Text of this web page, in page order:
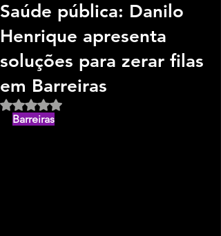
Saúde pública: Danilo
Henrique apresenta
soluções para zerar filas
em Barreiras
Avaliado com NaN de 5 estrelas.
Barreiras